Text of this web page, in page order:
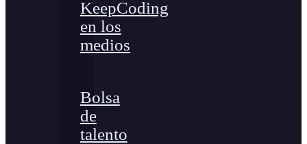
KeepCoding
en los
medios
Bolsa
de
talento